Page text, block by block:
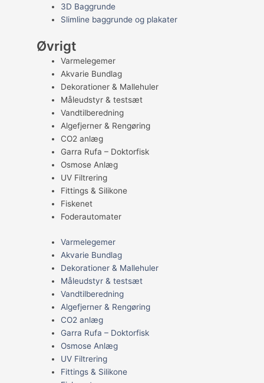
3D Baggrunde
Slimline baggrunde og plakater
Øvrigt
Varmelegemer
Akvarie Bundlag
Dekorationer & Mallehuler
Måleudstyr & testsæt
Vandtilberedning
Algefjerner & Rengøring
CO2 anlæg
Garra Rufa – Doktorfisk
Osmose Anlæg
UV Filtrering
Fittings & Silikone
Fiskenet
Foderautomater
Varmelegemer
Akvarie Bundlag
Dekorationer & Mallehuler
Måleudstyr & testsæt
Vandtilberedning
Algefjerner & Rengøring
CO2 anlæg
Garra Rufa – Doktorfisk
Osmose Anlæg
UV Filtrering
Fittings & Silikone